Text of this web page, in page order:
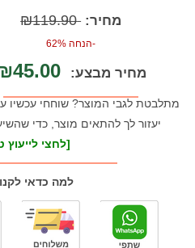
מחיר: ₪119.90
-הנחה 62%
מחיר מבצע:
מתלבטת לגבי המוצר? שוחחי עכשיו
יעזור לך להתאים מוצר, כדי
[לחצי לייעוץ
למה כדאי